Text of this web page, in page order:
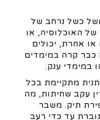
כשל נרחב של
האוכלוסיה, או
אחרת, יכולים
כבר קרה במימדים
במימדי ענק.
מתקיימת בכל
עקב שחיתות, מה
תיק. משבר
עד כדי רעב